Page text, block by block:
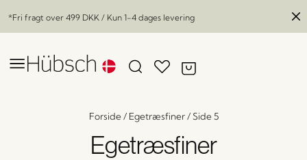
*Fri fragt over 499 DKK / Kun 1-4 dages levering
Forside/ Egetræsfiner/ Side 5
Egetræsfiner